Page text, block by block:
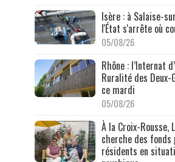
Isère : à Salaise-
l'État s'arrête où
05/08/26
Rhône : l’Internat
Ruralité des Deux-
ce mardi
05/08/26
À la Croix-Rousse,
cherche des fonds
résidents en